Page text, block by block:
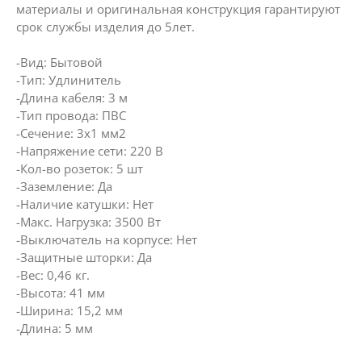
материалы и оригинальная конструкция гарантируют
срок службы изделия до 5лет.
-Вид: Бытовой
-Тип: Удлинитель
-Длина кабеля: 3 м
-Тип провода: ПВС
-Сечение: 3х1 мм2
-Напряжение сети: 220 В
-Кол-во розеток: 5 шт
-Заземление: Да
-Наличие катушки: Нет
-Макс. Нагрузка: 3500 Вт
-Выключатель на корпусе: Нет
-Защитные шторки: Да
-Вес: 0,46 кг.
-Высота: 41 мм
-Ширина: 15,2 мм
-Длина: 5 мм